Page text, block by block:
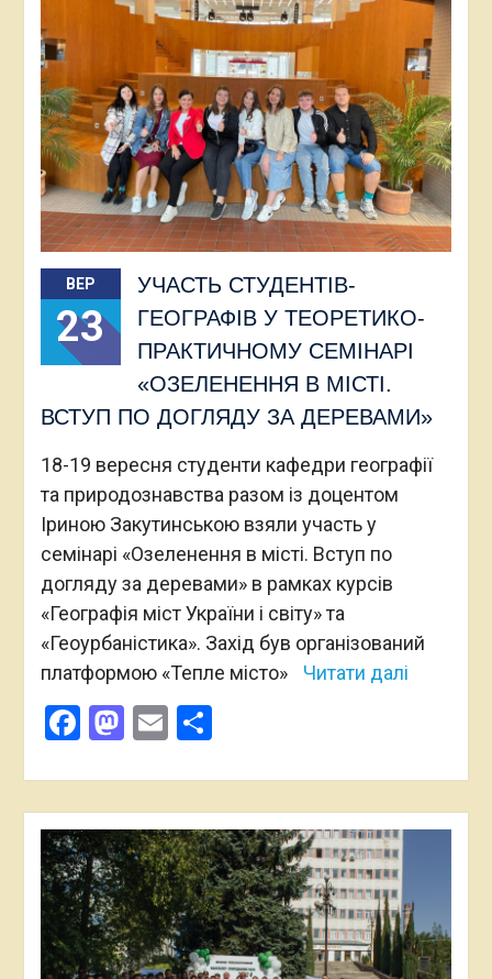
ВЕР
23
УЧАСТЬ СТУДЕНТІВ-
ГЕОГРАФІВ У ТЕОРЕТИКО-
ПРАКТИЧНОМУ СЕМІНАРІ
«ОЗЕЛЕНЕННЯ В МІСТІ.
ВСТУП ПО ДОГЛЯДУ ЗА ДЕРЕВАМИ»
18-19 вересня студенти кафедри географії
та природознавства разом із доцентом
Іриною Закутинською взяли участь у
семінарі «Озеленення в місті. Вступ по
догляду за деревами» в рамках курсів
«Географія міст України і світу» та
«Геоурбаністика». Захід був організований
платформою «Тепле місто»
Читати далі
Facebook
Mastodon
EmailПоділитися